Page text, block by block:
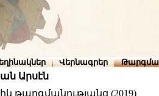
Վերնագրեր
Արսէն
թարգմանությանց (2019)